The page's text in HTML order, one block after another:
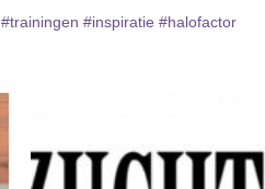
#trainingen #inspiratie #halofactor